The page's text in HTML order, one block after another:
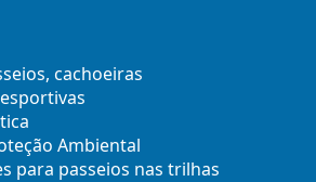
cachoeiras
Ambiental
para passeios nas trilhas